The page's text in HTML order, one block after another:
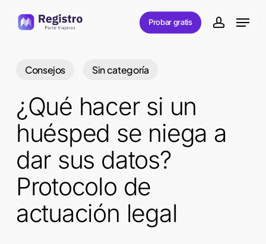
Probar gratis account
Menu
Consejos Sin categoría
¿Qué hacer si un
huésped se niega a
dar sus datos?
Protocolo de
actuación legal